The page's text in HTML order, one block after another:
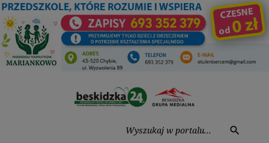
Przejdź
do
treści
search